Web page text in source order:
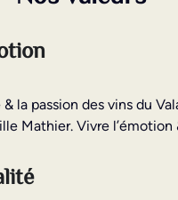
la passion des vins du
Mathier. Vivre l’émotion